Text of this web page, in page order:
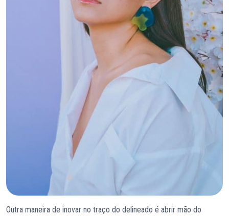
Outra maneira de inovar no traço do delineado é abrir mão do